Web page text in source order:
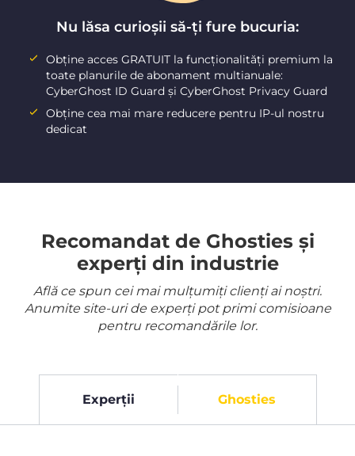
Nu lăsa curioșii să-ți fure bucuria:
Obține acces GRATUIT la funcționalități premium la
toate planurile de abonament multianuale:
CyberGhost ID Guard și CyberGhost Privacy Guard
Obține cea mai mare reducere pentru IP-ul nostru
dedicat
Recomandat de Ghosties și
experți din industrie
Află ce spun cei mai mulțumiți clienți ai noștri.
Anumite site-uri de experți pot primi comisioane
pentru recomandările lor.
Experții Ghosties